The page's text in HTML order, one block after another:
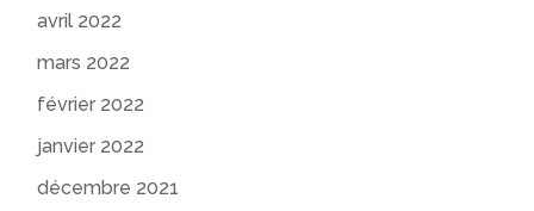
avril 2022
mars 2022
février 2022
janvier 2022
décembre 2021